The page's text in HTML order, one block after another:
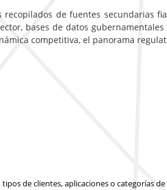
de fuentes secundarias
bases de datos
competitiva, el panorama
de clientes, aplicaciones o categorías